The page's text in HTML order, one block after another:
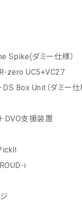
ダミー仕様）
zero UC5+VC27
Box Unit（ダミー仕
支援装置
i